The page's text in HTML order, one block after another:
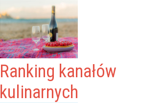
Ranking kanałów
kulinarnych